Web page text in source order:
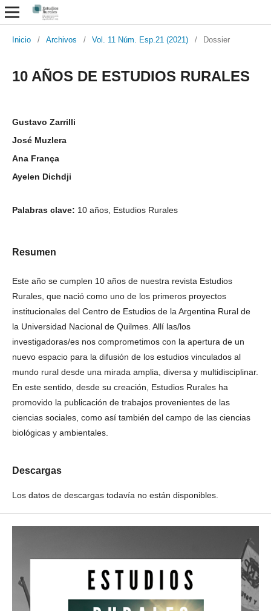
Inicio / Archivos / Vol. 11 Núm. Esp.21 (2021) / Dossier
10 AÑOS DE ESTUDIOS RURALES
Gustavo Zarrilli
José Muzlera
Ana França
Ayelen Dichdji
Palabras clave: 10 años, Estudios Rurales
Resumen
Este año se cumplen 10 años de nuestra revista Estudios
Rurales, que nació como uno de los primeros proyectos
institucionales del Centro de Estudios de la Argentina Rural de
la Universidad Nacional de Quilmes. Allí las/los
investigadoras/es nos comprometimos con la apertura de un
nuevo espacio para la difusión de los estudios vinculados al
mundo rural desde una mirada amplia, diversa y multidisciplinar.
En este sentido, desde su creación, Estudios Rurales ha
promovido la publicación de trabajos provenientes de las
ciencias sociales, como así también del campo de las ciencias
biológicas y ambientales.
Descargas
Los datos de descargas todavía no están disponibles.